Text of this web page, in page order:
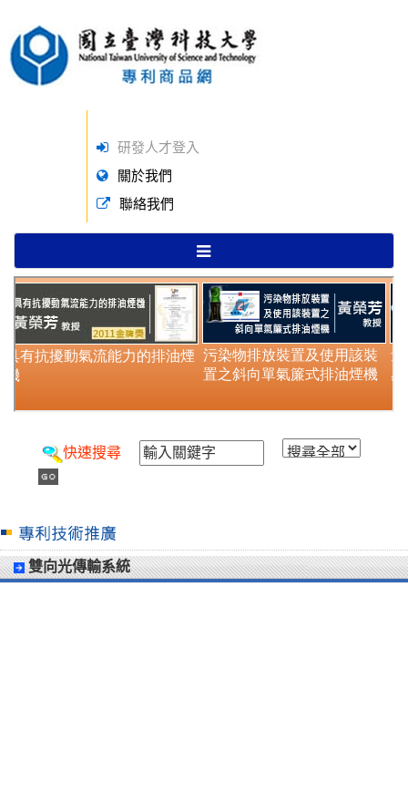
研發人才登入
關於我們
聯絡我們
TOGGLE
NAVIGATION
快速搜尋
雙向光傳輸系統